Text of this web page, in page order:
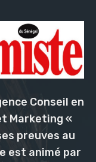
Conseil en
Marketing «
preuves au
est animé par